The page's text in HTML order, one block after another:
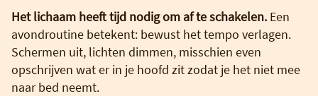
Het lichaam heeft tijd nodig om af te schakelen. Een
avondroutine betekent: bewust het tempo verlagen.
Schermen uit, lichten dimmen, misschien even
opschrijven wat er in je hoofd zit zodat je het niet mee
naar bed neemt.